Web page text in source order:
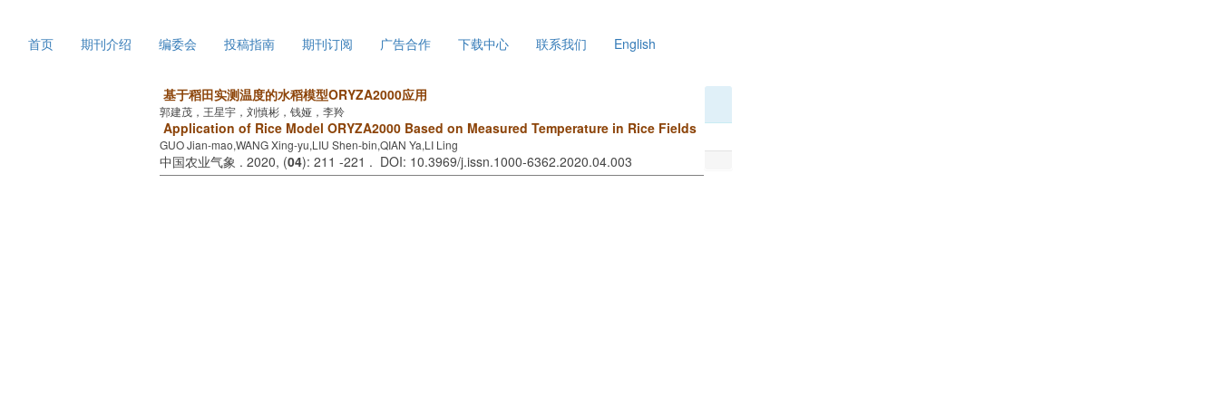
首页 期刊介绍 编委会 投稿指南 期刊订阅 广告合作 下载中心 联系我们 English
基于稻田实测温度的水稻模型ORYZA2000应用
郭建茂，王星宇，刘慎彬，钱娅，李羚
Application of Rice Model ORYZA2000 Based on Measured Temperature in Rice Fields
GUO Jian-mao,WANG Xing-yu,LIU Shen-bin,QIAN Ya,LI Ling
中国农业气象 . 2020, (04): 211 -221 . DOI: 10.3969/j.issn.1000-6362.2020.04.003